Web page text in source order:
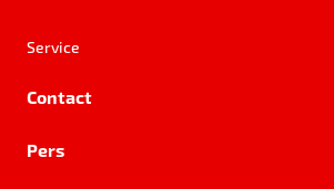
Service
Contact
Pers